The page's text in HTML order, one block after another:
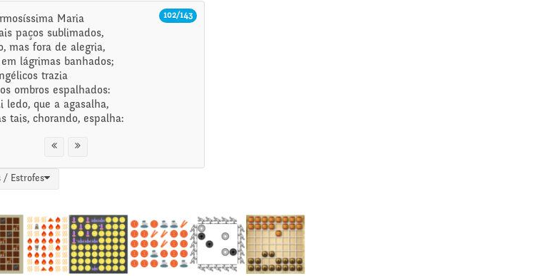
102/143
Maria
paços sublimados,
mas fora de alegria,
em lágrimas banhados;
trazia
ombros espalhados:
ledo, que a agasalha,
tais, chorando, espalha:
/ Estrofes